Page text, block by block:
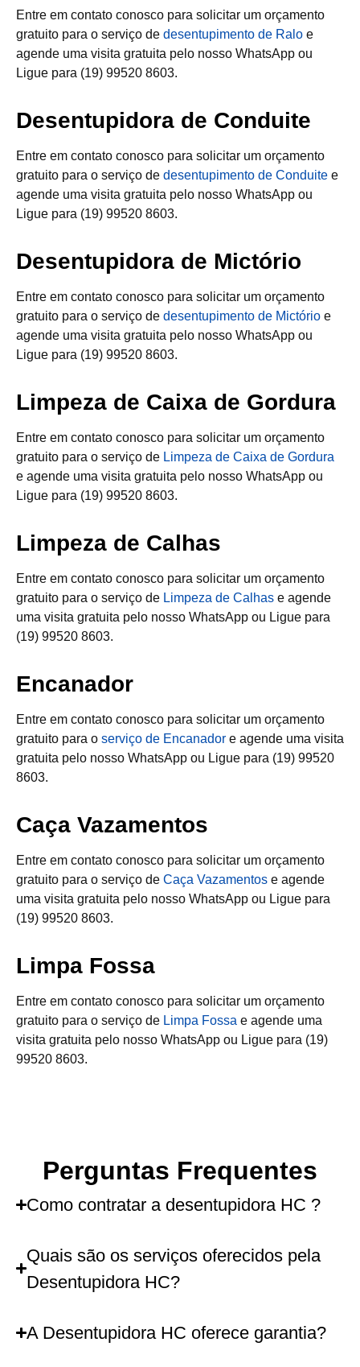
Entre em contato conosco para solicitar um orçamento
gratuito para o serviço de desentupimento de Ralo e
agende uma visita gratuita pelo nosso WhatsApp ou
Ligue para (19) 99520 8603.
Desentupidora de Conduite
Entre em contato conosco para solicitar um orçamento
gratuito para o serviço de desentupimento de Conduite e
agende uma visita gratuita pelo nosso WhatsApp ou
Ligue para (19) 99520 8603.
Desentupidora de Mictório
Entre em contato conosco para solicitar um orçamento
gratuito para o serviço de desentupimento de Mictório e
agende uma visita gratuita pelo nosso WhatsApp ou
Ligue para (19) 99520 8603.
Limpeza de Caixa de Gordura
Entre em contato conosco para solicitar um orçamento
gratuito para o serviço de Limpeza de Caixa de Gordura
e agende uma visita gratuita pelo nosso WhatsApp ou
Ligue para (19) 99520 8603.
Limpeza de Calhas
Entre em contato conosco para solicitar um orçamento
gratuito para o serviço de Limpeza de Calhas e agende
uma visita gratuita pelo nosso WhatsApp ou Ligue para
(19) 99520 8603.
Encanador
Entre em contato conosco para solicitar um orçamento
gratuito para o serviço de Encanador e agende uma visita
gratuita pelo nosso WhatsApp ou Ligue para (19) 99520
8603.
Caça Vazamentos
Entre em contato conosco para solicitar um orçamento
gratuito para o serviço de Caça Vazamentos e agende
uma visita gratuita pelo nosso WhatsApp ou Ligue para
(19) 99520 8603.
Limpa Fossa
Entre em contato conosco para solicitar um orçamento
gratuito para o serviço de Limpa Fossa e agende uma
visita gratuita pelo nosso WhatsApp ou Ligue para (19)
99520 8603.
Perguntas Frequentes
Como contratar a desentupidora HC ?
Quais são os serviços oferecidos pela
Desentupidora HC?
A Desentupidora HC oferece garantia?